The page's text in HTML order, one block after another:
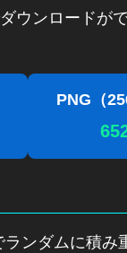
ウンロードがで
PNG（
ンダムに積